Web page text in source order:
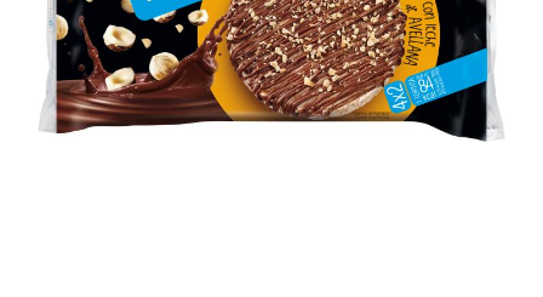
BEBIDAS
PLATOS
PREPARADOS
BEBÉS